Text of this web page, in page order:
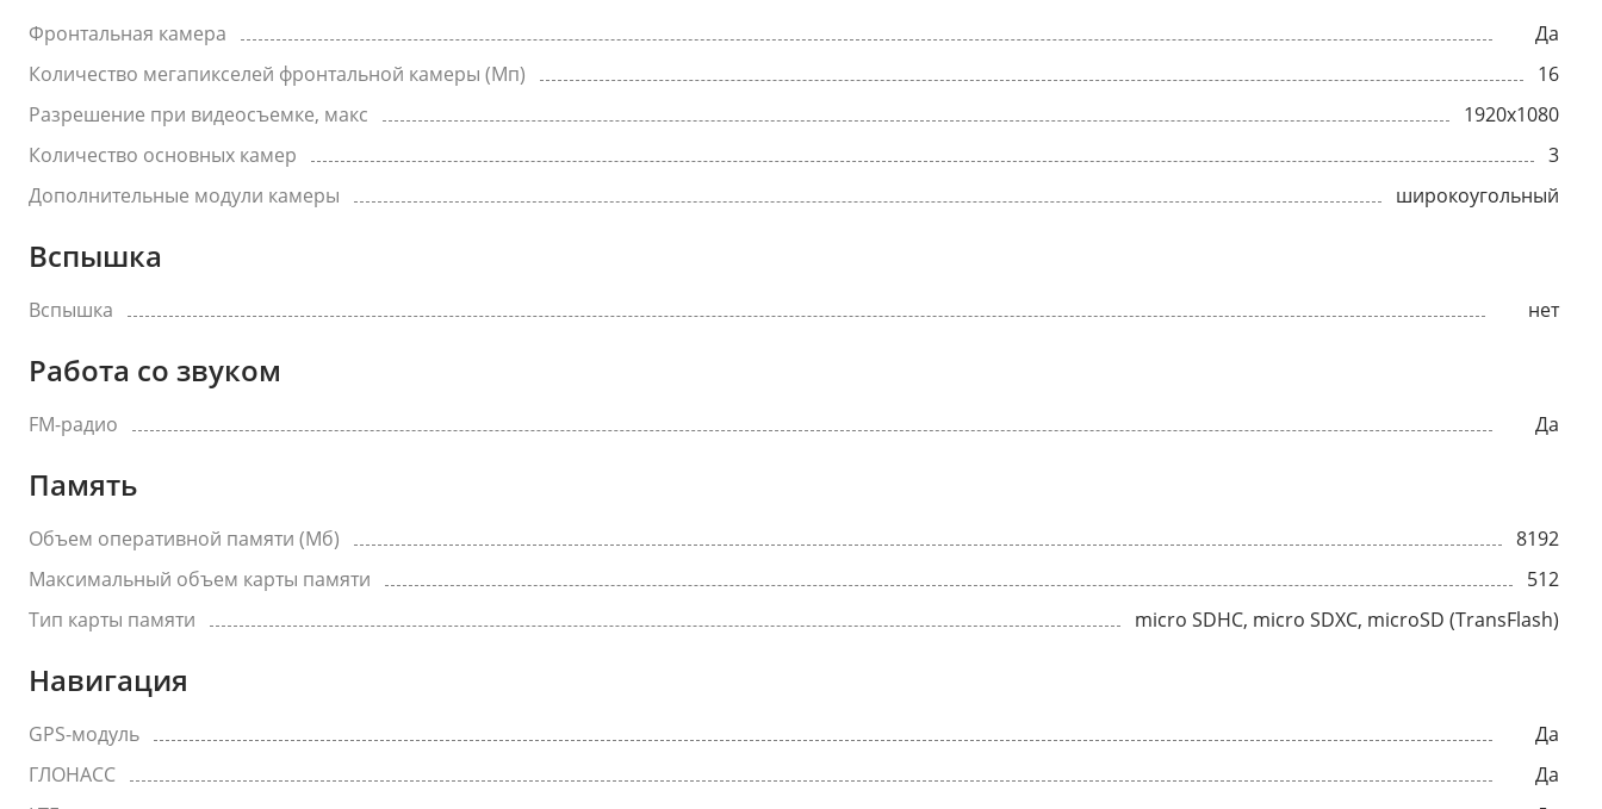
Фронтальная камера
Да
Количество мегапикселей фронтальной камеры (Мп)
16
Разрешение при видеосъемке, макс
1920x1080
Количество основных камер
3
Дополнительные модули камеры
широкоугольный
Вспышка
Вспышка нет
Работа со звуком
FM-радио Да
Память
Объем оперативной памяти (Мб)
8192
Максимальный объем карты памяти
512
Тип карты памяти
micro SDHC, micro SDXC, microSD (TransFlash)
Навигация
GPS-модуль
Да
ГЛОНАСС
Да